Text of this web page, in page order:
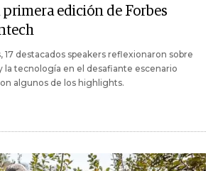
edición de Forbes
17 destacados speakers reflexionaron sobre
la tecnología en el desafiante escenario
algunos de los highlights.